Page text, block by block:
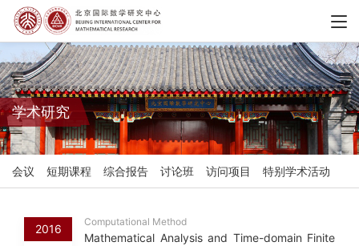
学术研究
会议 短期课程 综合报告 讨论班 访问项目 特别学术活动
2016
Computational Method
Mathematical Analysis and Time-domain Finite